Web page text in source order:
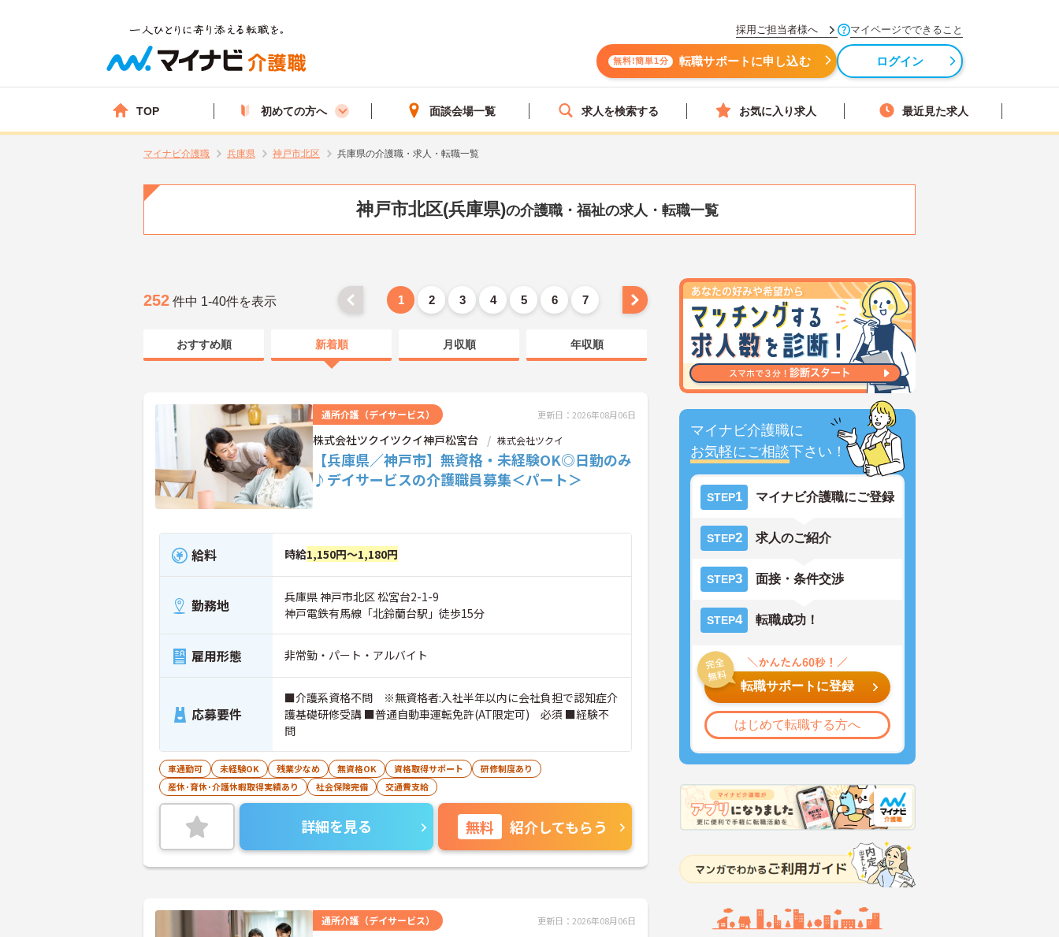
採用ご担当者様へ マイページでできること
無料!簡単1分 転職サポートに申し込む ログイン
TOP 初めての方へ 面談会場一覧 求人を検索する お気に入り求人 最近見た求人
マイナビ介護職 兵庫県 神戸市北区 兵庫県の介護職・求人・転職一覧
神戸市北区(兵庫県)の介護職・福祉の求人・転職一覧
マイナビ介護職に
お気軽にご相談下さい！
STEP1 マイナビ介護職にご登録
STEP2 求人のご紹介
STEP3 面接・条件交渉
STEP4 転職成功！
転職サポートに登録
はじめて転職する方へ
252 件中 1-40件を表示 1 2 3 4 5 6 7
おすすめ順 新着順 月収順 年収順
通所介護（デイサービス） 更新日：2026年08月06日
株式会社ツクイツクイ神戸松宮台 株式会社ツクイ
【兵庫県／神戸市】無資格・未経験OK◎日勤のみ
♪デイサービスの介護職員募集＜パート＞
給料 時給1,150円～1,180円
勤務地
兵庫県 神戸市北区 松宮台2-1-9
神戸電鉄有馬線「北鈴蘭台駅」徒歩15分
雇用形態 非常勤・パート・アルバイト
応募要件
■介護系資格不問 ※無資格者:入社半年以内に会社負担で認知症介
護基礎研修受講 ■普通自動車運転免許(AT限定可) 必須 ■経験不
問
車通勤可 未経験OK 残業少なめ 無資格OK 資格取得サポート
研修制度あり
産休･育休･介護休暇取得実績あり
社会保険完備 交通費支給
詳細を見る 無料 紹介してもらう
通所介護（デイサービス） 更新日：2026年08月06日